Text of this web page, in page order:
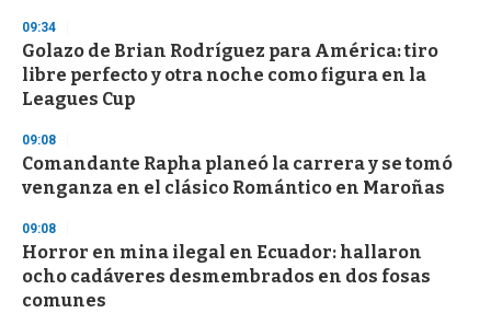
09:34
Golazo de Brian Rodríguez para América: tiro
libre perfecto y otra noche como figura en la
Leagues Cup
09:08
Comandante Rapha planeó la carrera y se tomó
venganza en el clásico Romántico en Maroñas
09:08
Horror en mina ilegal en Ecuador: hallaron
ocho cadáveres desmembrados en dos fosas
comunes